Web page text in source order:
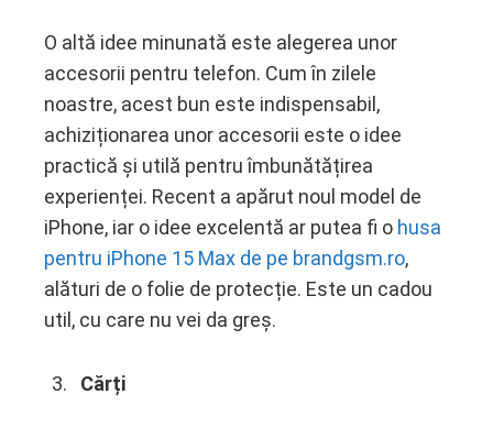
O altă idee minunată este alegerea unor
accesorii pentru telefon. Cum în zilele
noastre, acest bun este indispensabil,
achiziționarea unor accesorii este o idee
practică și utilă pentru îmbunătățirea
experienței. Recent a apărut noul model de
iPhone, iar o idee excelentă ar putea fi o husa
pentru iPhone 15 Max de pe brandgsm.ro,
alături de o folie de protecție. Este un cadou
util, cu care nu vei da greș.
Cărți